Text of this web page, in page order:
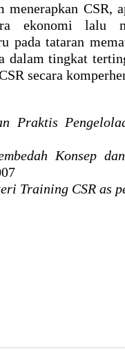
menerapkan CSR,
ekonomi lalu
pada tataran
dalam tingkat
secara
Praktis
Konsep
Training CSR as